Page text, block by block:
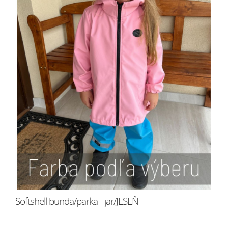
Softshell bunda/parka - jar/JESEŇ